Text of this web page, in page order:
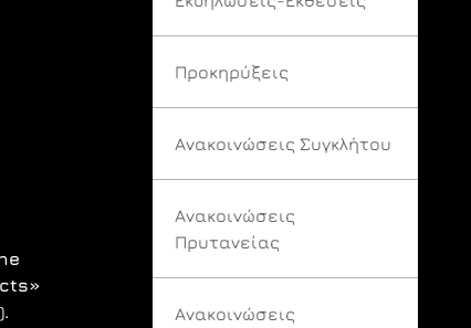
.
Προκηρύξεις
Ανακοινώσεις Συγκλήτου
Ανακοινώσεις
Πρυτανείας
Ανακοινώσεις